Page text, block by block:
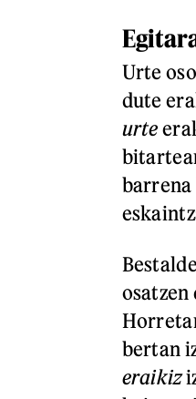
Urte
dute
urte
bertan
eraikiz